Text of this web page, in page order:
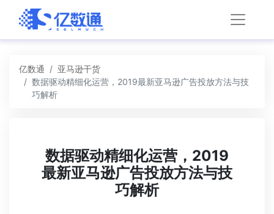
亿数通
亚马逊干货
数据驱动精细化运营，2019最新亚马逊广告投放方法与技
巧解析
数据驱动精细化运营，2019
最新亚马逊广告投放方法与技
巧解析